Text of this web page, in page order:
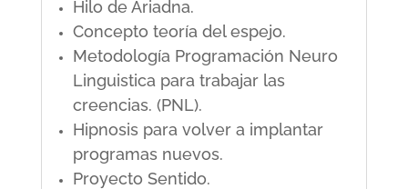
Hilo de Ariadna.
Concepto teoría del espejo.
Metodología Programación Neuro
Linguistica para trabajar las
creencias. (PNL).
Hipnosis para volver a implantar
programas nuevos.
Proyecto Sentido.